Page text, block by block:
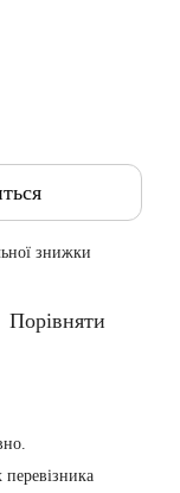
знижки
Порівняти